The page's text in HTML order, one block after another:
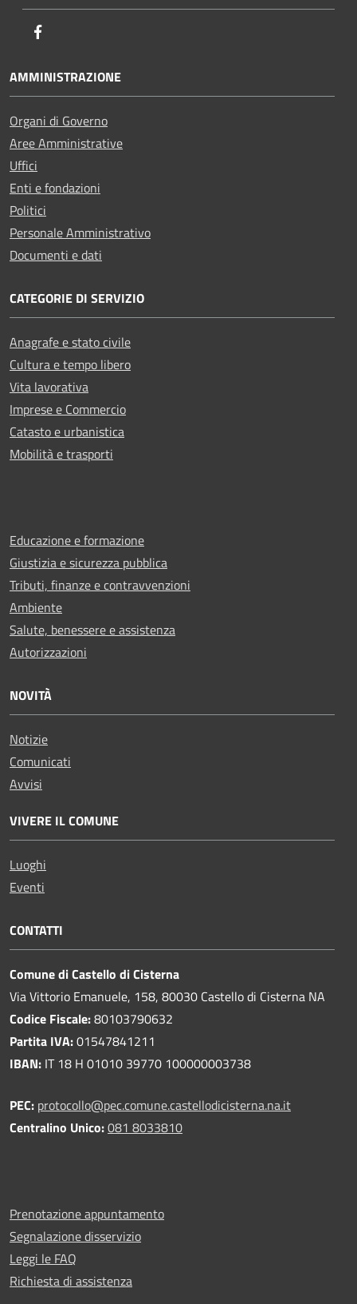
AMMINISTRAZIONE
Organi di Governo
Aree Amministrative
Uffici
Enti e fondazioni
Politici
Personale Amministrativo
Documenti e dati
CATEGORIE DI SERVIZIO
Anagrafe e stato civile
Cultura e tempo libero
Vita lavorativa
Imprese e Commercio
Catasto e urbanistica
Mobilità e trasporti
Educazione e formazione
Giustizia e sicurezza pubblica
Tributi, finanze e contravvenzioni
Ambiente
Salute, benessere e assistenza
Autorizzazioni
NOVITÀ
Notizie
Comunicati
Avvisi
VIVERE IL COMUNE
Luoghi
Eventi
CONTATTI
Comune di Castello di Cisterna
Via Vittorio Emanuele, 158, 80030 Castello di Cisterna NA
Codice Fiscale:80103790632
Partita IVA:01547841211
IBAN: IT 18 H 01010 39770 100000003738
PEC: protocollo@pec.comune.castellodicisterna.na.it
Centralino Unico:081 8033810
Prenotazione appuntamento
Segnalazione disservizio
Leggi le FAQ
Richiesta di assistenza